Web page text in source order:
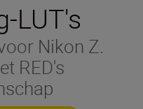
LUT's
Nikon Z.
RED's